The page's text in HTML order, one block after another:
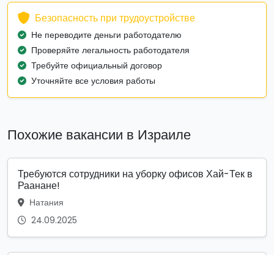
Безопасность при трудоустройстве
Не переводите деньги работодателю
Проверяйте легальность работодателя
Требуйте официальный договор
Уточняйте все условия работы
Похожие вакансии в Израиле
Требуются сотрудники на уборку офисов Хай-Тек в
Раанане!
Натания
24.09.2025